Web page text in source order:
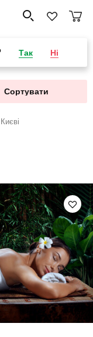
Так Ні
Сортувати